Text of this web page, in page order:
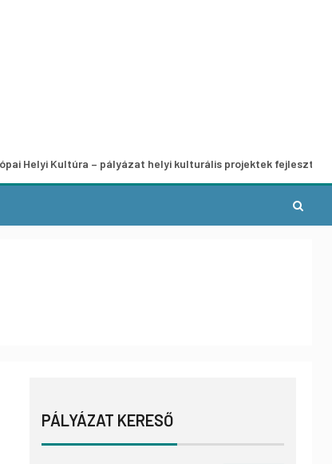
Kultúra – pályázat helyi kulturális projektek fejlesztésére
PÁLYÁZAT KERESŐ